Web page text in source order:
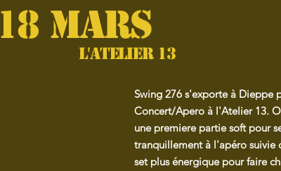
Swing 276 s'exporte à Dieppe
Concert/Apero à l'Atelier 13.
une premiere partie soft pour
tranquillement à l'apéro suivie
set plus énergique pour faire
18 MARS
L'atelier 13